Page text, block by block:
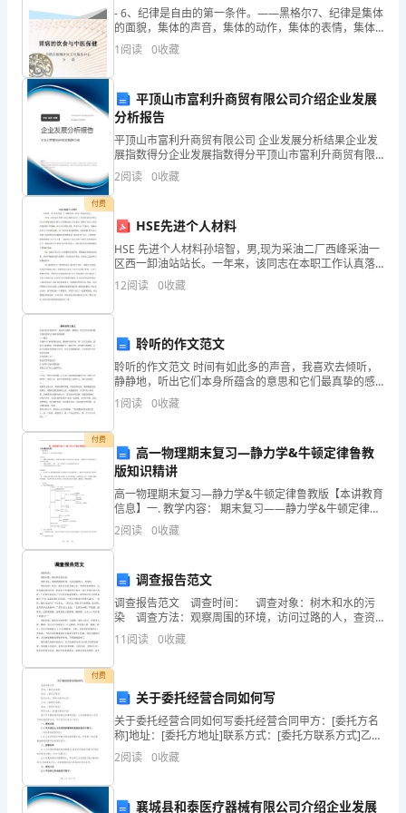
法
中，
巧，
什么物体也都可以比喻。
- 6、纪律是自由的第一条件。——黑格尔7、纪律是集体
的面貌，集体的声音，集体的动作，集体的表情，集体
的信念。——马卡连柯8、我们现在必须完全保持党的纪
律，否则一切都会陷入污泥中。——马克思9、学校没
1阅读 0收藏
平顶山市富利升商贸有限公司介绍企业发展
分析报告
平顶山市富利升商贸有限公司 企业发展分析结果企业发
展指数得分企业发展指数得分平顶山市富利升商贸有限
公司综合得分说明：企业发展指数根据企业规模、企业
创新、企业风险、企业活力四个维度对企业发展情况进
2阅读 0收藏
付费
HSE先进个人材料
HSE 先进个人材料孙培智，男,现为采油二厂西峰采油一
区西一卸油站站长。一年来，该同志在本职工作认真落
实公司、厂部及作业区各项安全工作部暑及要求,树立了
牢固的安全工作意识 ,明确了安全工作重在落实的工
12阅读 0收藏
聆听的作文范文
聆听的作文范文 时间有如此多的声音，我喜欢去倾听，
静静地，听出它们本身所蕴含的意思和它们最真挚的感
情。 ——题记 在倾听中了解事物的真谛，通晓时间的哲
理，明了人生的道理，思索宇宙的奥秘。在静静的倾听
1阅读 0收藏
付费
高一物理期末复习—静力学&牛顿定律鲁教
版知识精讲
高一物理期末复习—静力学&牛顿定律鲁教版【本讲教育
信息】一. 教学内容： 期末复习——静力学&牛顿定律知
识重点：1、理解力的基本概念，掌握力的分解与力的合
成为互逆运算，会利用平行四边形进行力的合
2阅读 0收藏
调查报告范文
调查报告范文 调查时间： 调查对象：树木和水的污
染 调查方法：观察周围的环境，访问过路的人，查资
料 调查过程：首先，我们去金色华庭小区，那里的花
草树木，还有清澈见底的河水，但我们不知道树木在减
11阅读 0收藏
付费
关于委托经营合同如何写
关于委托经营合同如何写委托经营合同甲方：[委托方名
称]地址：[委托方地址]联系方式：[委托方联系方式]乙
方：[经营方名称]地址：[经营方地址]联系方式：[经营方
联系方式]鉴于甲方拥有特定的商业资源和经
2阅读 0收藏
襄城县和泰医疗器械有限公司介绍企业发展